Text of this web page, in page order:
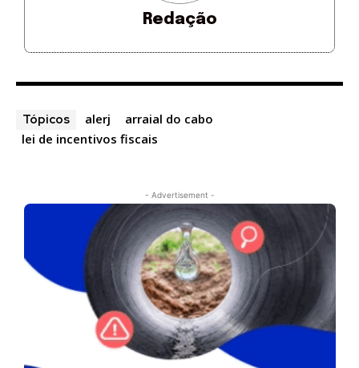
Redação
Tópicos alerj
arraial do cabo
lei de incentivos fiscais
- Advertisement -